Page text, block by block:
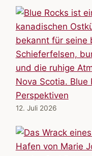
Nova Scotia. Blue
Perspektiven
12. Juli 2026